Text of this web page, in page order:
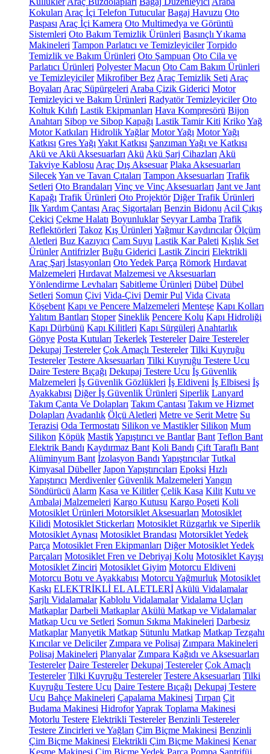
Kokuları Araç İçi Telefon Tutucular Bagaj Havuzu Oto
Paspası Araç İçi Kamera Oto Multimedya ve Görüntü
Sistemleri Oto Bakım Temizlik Ürünleri Basınçlı Yıkama
Makineleri Tampon Parlatıcı ve Temizleyiciler Torpido
Temizlik ve Bakım Ürünleri Oto Şampuan Oto Cila ve
Parlatıcı Ürünleri Polyester Macun Oto Cam Bakım Ürünleri
ve Temizleyiciler Mikrofiber Bez Araç Temizlik Seti Araç
Boyaları Araç Süpürgeleri Araba Çizik Giderici Motor
Temizleyici ve Bakım Ürünleri Radyatör Temizleyiciler Oto
Koltuk Kılıfı Lastik Ekipmanları Hava Kompresörü Bijon
Anahtarı Sibop ve Sibop Kapağı Lastik Tamir Kiti KrikoYağ
Motor Katkıları Hidrolik Yağlar Motor Yağı Motor Yağı
Katkısı Gres Yağı Yakıt Katkısı Şanzıman Yağı ve Katkısı
Akü ve Akü Aksesuarları Akü Akü Şarj Cihazları Akü
Takviye Kablosu Araç Dış Aksesuar Plaka Aksesuarları
SilecekYan ve Tavan Çıtaları Tampon Aksesuarları Trafik
Setleri Oto Brandaları Vinç ve Vinç Aksesuarları Jant ve Jant
Kapağı Trafik Ürünleri Oto Projektör Diğer Trafik Ürünleri
İlk Yardım Çantası Araç Sigortaları Benzin Bidonu Acil Çıkış
Çekici Çekme Halatı Boyunluklar Seyyar Lamba Trafik
Reflektörleri Takoz Kış Ürünleri Yağmur Kaydırıcılar Ölçüm
Aletleri Buz Kazıyıcı Cam Suyu Lastik Kar Paleti Kışlık Set
Ürünler Antifrizler Buğu Giderici Lastik Zinciri Elektrikli
Araç Şarj İstasyonları Oto Yedek Parça Römork Hırdavat
Malzemeleri Hırdavat Malzemesi ve Aksesuarları
Yönlendirme Levhaları Sabitleme Ürünleri Dübel Dübel
Setleri Somun Çivi Vida-Çivi Demir Pul Vida Civata
Köşebent Kapı ve Pencere Malzemeleri Menteşe Kapı Kolları
Yalıtım Bantları Stoper Sineklik Pencere Kolu Kapı Hidroliği
Kapı Dürbünü Kapı Kilitleri Kapı Sürgüleri Anahtarlık
Gönye Posta Kutuları Tekerlek Testereler Daire Testereler
Dekupaj Testereler Çok Amaçlı Testereler Tilki Kuyruğu
Testereler Testere Aksesuarları Tilki Kuyruğu Testere Ucu
Daire Testere Bıçağı Dekupaj Testere Ucu İş Güvenlik
Malzemeleri İş Güvenlik Gözlükleri İş Eldiveni İş Elbisesi İş
Ayakkabısı Diğer İş Güvenlik Ürünleri Siperlik Lanyard
Takım Çanta Ve Dolapları Takım Çantası Takım ve Hizmet
Dolapları Avadanlık Ölçü Aletleri Metre ve Şerit Metre Su
Terazisi Oda Termostatı Silikon ve Mastikler Silikon Mum
Silikon Köpük MastikYapıştırıcı ve Bantlar Bant Teflon Bant
Elektrik Bandı Kaydırmaz Bant Koli Bandı Çift Taraflı Bant
Alüminyum Bant İzolasyon Bandı Yapıştırıcılar Tutkal
Kimyasal Dübeller Japon Yapıştırıcıları Epoksi Hızlı
Yapıştırıcı Merdivenler Güvenlik Malzemeleri Yangın
Söndürücü Alarm Kasa ve Kilitler Çelik Kasa Kilit Kutu ve
Ambalaj Malzemeleri Kargo Kutusu Kargo Poşeti Koli
Motosiklet Ürünleri Motorsiklet Aksesuarları Motosiklet
Kilidi Motosiklet Stickerları Motosiklet Rüzgarlık ve Siperlik
Motosiklet Aynası Motosiklet Brandası Motorsiklet Yedek
Parça Motosiklet Fren Ekipmanları Diğer Motosiklet Yedek
Parçaları Motosiklet Fren ve Debriyaj Kolu Motosiklet Kayışı
Motosiklet Zinciri Motosiklet Giyim Motorcu Eldiveni
Motorcu Botu ve Ayakkabısı Motorcu Yağmurluk Motosiklet
Kaskı ELEKTRİKLİ EL ALETLERİ Akülü Vidalamalar
Şarjlı Vidalamalar Kablolu Vidalamalar Vidalama Uçları
Matkaplar Darbeli Matkaplar Akülü Matkap ve Vidalamalar
Matkap Ucu ve Setleri Somun Sıkma Makineleri Darbesiz
Matkaplar Manyetik Matkap Sütunlu Matkap Matkap Tezgahı
Kırıcılar ve Deliciler Zımpara ve Polisaj Zımpara Makineleri
Polisaj Makineleri Planyalar Zımpara Kağıdı ve Aksesuarları
Testereler Daire Testereler Dekupaj Testereler Çok Amaçlı
Testereler Tilki Kuyruğu Testereler Testere Aksesuarları Tilki
Kuyruğu Testere Ucu Daire Testere Bıçağı Dekupaj Testere
Ucu Bahçe Makineleri Çapalama Makinesi Tırpan Çit
Budama Makinesi HidroforYaprak Toplama Makinesi
Motorlu Testere Elektrikli Testereler Benzinli Testereler
Testere Zincirleri ve Yağları Çim Biçme Makinesi Benzinli
Çim Biçme Makinesi Elektrikli Çim Biçme Makinesi Kenar
Kesme Makinesi Çim Biçme Yedek Parça Pompa Santrifüj